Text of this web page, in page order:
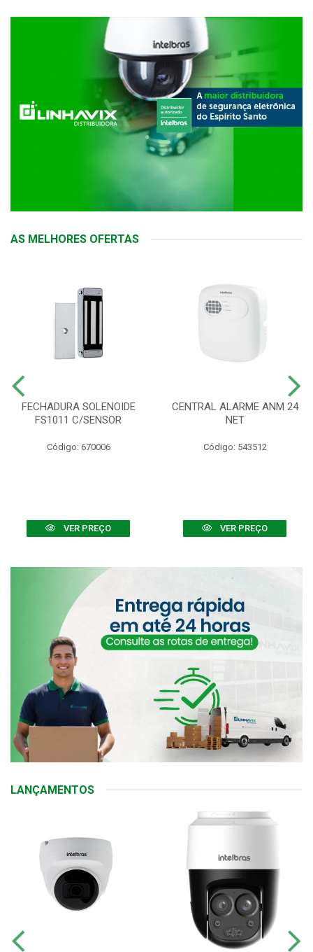
AS MELHORES OFERTAS
FECHADURA SOLENOIDE
FS1011 C/SENSOR
Código: 670006
VER PREÇO
CENTRAL ALARME ANM 24
NET
Código: 543512
VER PREÇO
LANÇAMENTOS